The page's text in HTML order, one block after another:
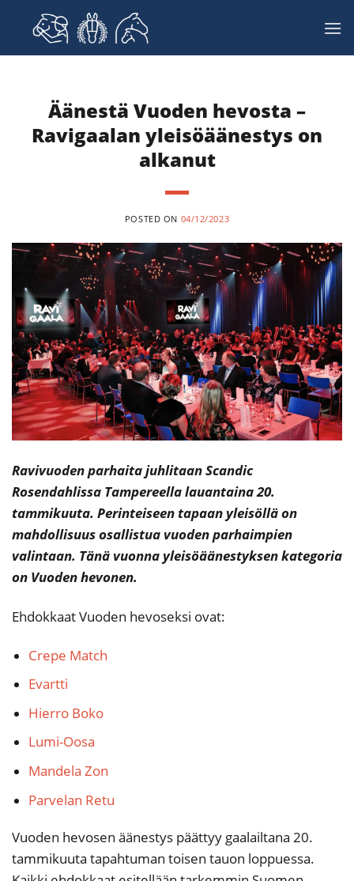
Äänestä Vuoden hevosta –
Ravigaalan yleisöäänestys on
alkanut
POSTED ON 04/12/2023
Ravivuoden parhaita juhlitaan Scandic
Rosendahlissa Tampereella lauantaina 20.
tammikuuta. Perinteiseen tapaan yleisöllä on
mahdollisuus osallistua vuoden parhaimpien
valintaan. Tänä vuonna yleisöäänestyksen kategoria
on Vuoden hevonen.
Ehdokkaat Vuoden hevoseksi ovat:
Crepe Match
Evartti
Hierro Boko
Lumi-Oosa
Mandela Zon
Parvelan Retu
Vuoden hevosen äänestys päättyy gaalailtana 20.
tammikuuta tapahtuman toisen tauon loppuessa.